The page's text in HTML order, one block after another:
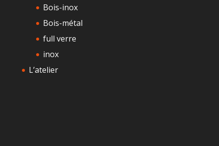
Bois-inox
Bois-métal
full verre
inox
L’atelier